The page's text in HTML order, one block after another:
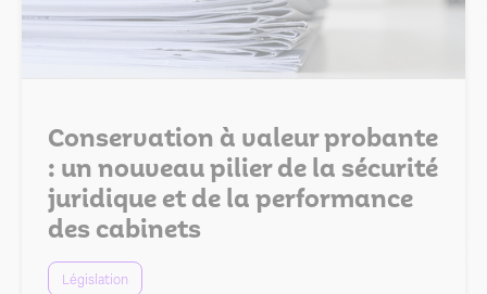
Conservation à valeur probante
: un nouveau pilier de la sécurité
juridique et de la performance
des cabinets
Législation